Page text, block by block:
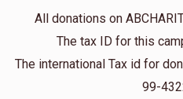
Phone Donation
All donations on
The tax ID for this
The international Tax id for
99-